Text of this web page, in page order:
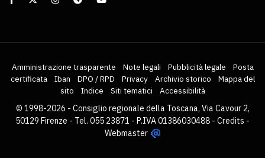
Amministrazione trasparente Note legali Pubblicità legale
Posta
certificata
Iban DPO / RPD Privacy Archivio storico
Mappa del
sito
Indice Siti tematici
Accessibilità
© 1998-2026 - Consiglio regionale della Toscana, Via Cavour 2,
50129 Firenze - Tel. 055 23871 - P.IVA 01386030488 - Credits -
Webmaster